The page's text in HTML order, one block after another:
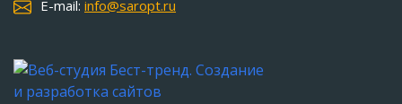
E-mail: info@saropt.ru